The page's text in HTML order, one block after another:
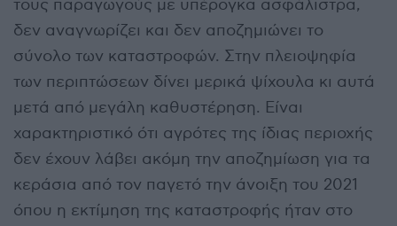
τους παραγωγούς με υπέρογκα ασφάλιστρα,
δεν αναγνωρίζει και δεν αποζημιώνει το
σύνολο των καταστροφών. Στην πλειοψηφία
των περιπτώσεων δίνει μερικά ψίχουλα κι αυτά
μετά από μεγάλη καθυστέρηση. Είναι
χαρακτηριστικό ότι αγρότες της ίδιας περιοχής
δεν έχουν λάβει ακόμη την αποζημίωση για τα
κεράσια από τον παγετό την άνοιξη του 2021
όπου η εκτίμηση της καταστροφής ήταν στο